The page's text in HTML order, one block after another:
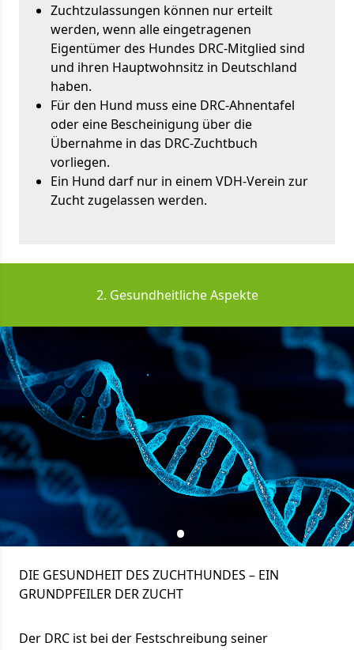
Zuchtzulassungen können nur erteilt
werden, wenn alle eingetragenen
Eigentümer des Hundes DRC-Mitglied sind
und ihren Hauptwohnsitz in Deutschland
haben.
Für den Hund muss eine DRC-Ahnentafel
oder eine Bescheinigung über die
Übernahme in das DRC-Zuchtbuch
vorliegen.
Ein Hund darf nur in einem VDH-Verein zur
Zucht zugelassen werden.
2. Gesundheitliche Aspekte
DIE GESUNDHEIT DES ZUCHTHUNDES – EIN
GRUNDPFEILER DER ZUCHT
Der DRC ist bei der Festschreibung seiner